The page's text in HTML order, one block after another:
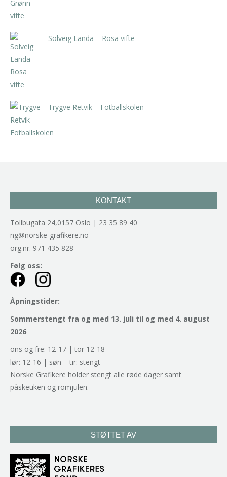
Solveig Landa – Rosa vifte
Trygve Retvik – Fotballskolen
KONTAKT
Tollbugata 24,0157 Oslo | 23 35 89 40
ng@norske-grafikere.no
org.nr. 971 435 828
Følg oss:
Åpningstider:
Sommerstengt fra og med 13. juli til og med 4. august
2026
ons og fre: 12-17 | tor 12-18
lør: 12-16 | søn – tir: stengt
Norske Grafikere holder stengt alle røde dager samt
påskeuken og romjulen.
STØTTET AV